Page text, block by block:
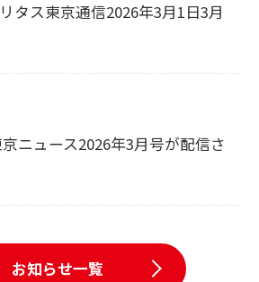
タス東京通信2026年3月1日3月
ニュース2026年3月号が配信さ
お知らせ一覧